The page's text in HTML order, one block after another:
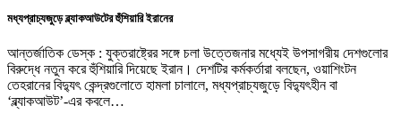
মধ্যপ্রাচ্যজুড়ে ব্ল্যাকআউটের হুঁশিয়ারি ইরানের
আন্তর্জাতিক ডেস্ক : যুক্তরাষ্ট্রের সঙ্গে চলা উত্তেজনার মধ্যেই উপসাগরীয় দেশগুলোর
বিরুদ্ধে নতুন করে হুঁশিয়ারি দিয়েছে ইরান। দেশটির কর্মকর্তারা বলছেন, ওয়াশিংটন
তেহরানের বিদ্যুৎ কেন্দ্রগুলোতে হামলা চালালে, মধ্যপ্রাচ্যজুড়ে বিদ্যুৎহীন বা
‘ব্ল্যাকআউট’-এর কবলে…